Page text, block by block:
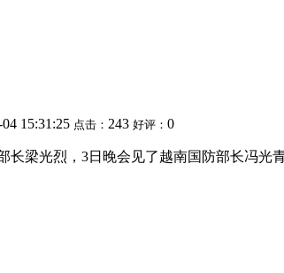
15:31:25 点击： 243 好评： 0
梁光烈，3日晚会见了越南国防部长冯光